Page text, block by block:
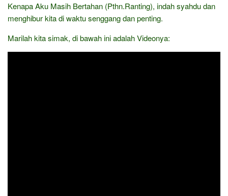
Kenapa Aku Masih Bertahan (Pthn.Ranting), indah syahdu dan
menghibur kita di waktu senggang dan penting.
Marilah kita simak, di bawah ini adalah Videonya: